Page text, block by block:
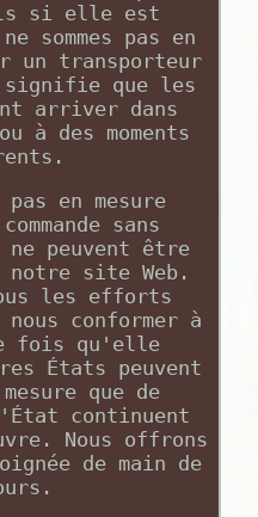
si elle est
sommes pas en
un transporteur
signifie que les
arriver dans
à des moments
pas en mesure
sans
peuvent être
notre site Web.
les efforts
conformer à
fois qu'elle
États peuvent
que de
continuent
Nous offrons
de main de